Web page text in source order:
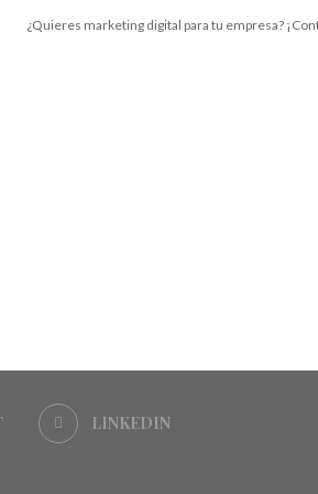
¿Quieres marketing digital para tu empresa?
LINKEDIN